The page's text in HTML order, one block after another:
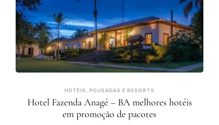
HOTÉIS, POUSADAS E RESORTS
Hotel Fazenda Anagé – BA melhores hotéis
em promoção de pacotes